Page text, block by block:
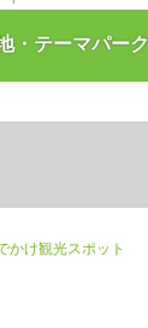
・テーマパーク
かけ観光スポット